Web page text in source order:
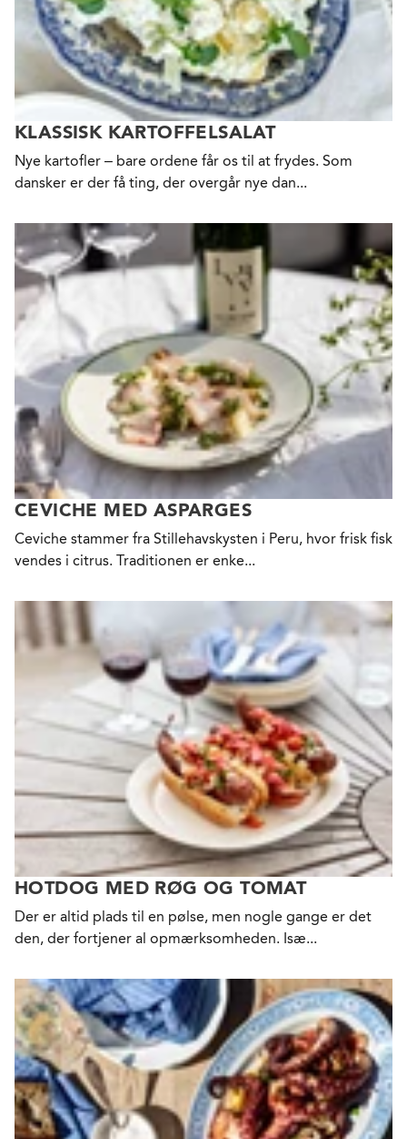
KLASSISK KARTOFFELSALAT
Nye kartofler – bare ordene får os til at frydes. Som
dansker er der få ting, der overgår nye dan...
CEVICHE MED ASPARGES
Ceviche stammer fra Stillehavskysten i Peru, hvor frisk fisk
vendes i citrus. Traditionen er enke...
HOTDOG MED RØG OG TOMAT
Der er altid plads til en pølse, men nogle gange er det
den, der fortjener al opmærksomheden. Isæ...